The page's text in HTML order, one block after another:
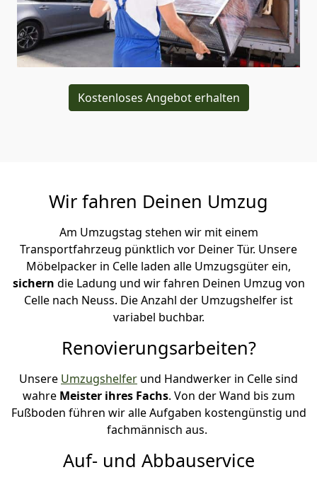
Kostenloses Angebot erhalten
Wir fahren Deinen Umzug
Am Umzugstag stehen wir mit einem
Transportfahrzeug pünktlich vor Deiner Tür. Unsere
Möbelpacker in Celle laden alle Umzugsgüter ein,
sichern die Ladung und wir fahren Deinen Umzug von
Celle nach Neuss. Die Anzahl der Umzugshelfer ist
variabel buchbar.
Renovierungsarbeiten?
Unsere Umzugshelfer und Handwerker in Celle sind
wahre Meister ihres Fachs. Von der Wand bis zum
Fußboden führen wir alle Aufgaben kostengünstig und
fachmännisch aus.
Auf- und Abbauservice